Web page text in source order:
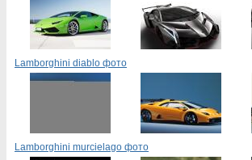
Lamborghini diablo фото
Lamborghini murcielago фото